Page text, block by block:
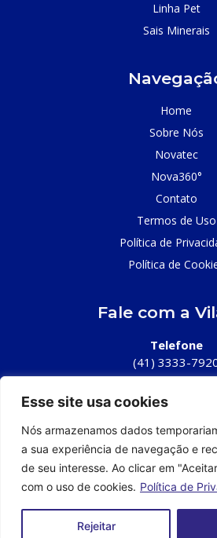
Esse site usa cookies
Nós armazenamos dados
a sua experiência de navegação e
de seu interesse. Ao clicar em
com o uso de cookies. Política de
Rejeitar
Linha Pet
Sais Minerais
Home
Sobre Nós
Novatec
Nova360°
Contato
Termos de Uso
Política de
Política de
Fale com a
Telefone
(41) 3333-